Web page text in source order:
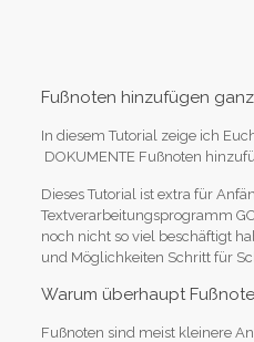
Fußnoten hinzufügen
In diesem Tutorial zeige ich
DOKUMENTE Fußnoten
Dieses Tutorial ist extra für
Textverarbeitungsprogramm
noch nicht so viel beschäftigt
und Möglichkeiten Schritt für
Warum überhaupt
Fußnoten sind meist kleinere